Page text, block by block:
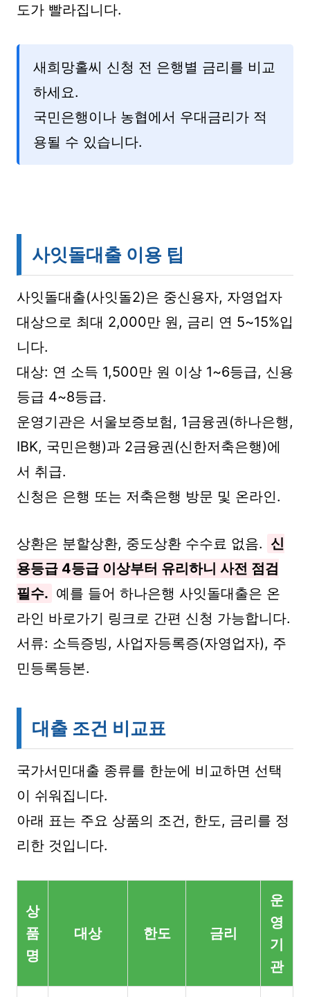
도가 빨라집니다.
새희망홀씨 신청 전 은행별 금리를 비교
하세요.
국민은행이나 농협에서 우대금리가 적
용될 수 있습니다.
사잇돌대출 이용 팁
사잇돌대출(사잇돌2)은 중신용자, 자영업자
대상으로 최대 2,000만 원, 금리 연 5~15%입
니다.
대상: 연 소득 1,500만 원 이상 1~6등급, 신용
등급 4~8등급.
운영기관은 서울보증보험, 1금융권(하나은행,
IBK, 국민은행)과 2금융권(신한저축은행)에
서 취급.
신청은 은행 또는 저축은행 방문 및 온라인.
상환은 분할상환, 중도상환 수수료 없음. 신
용등급 4등급 이상부터 유리하니 사전 점검
필수. 예를 들어 하나은행 사잇돌대출은 온
라인 바로가기 링크로 간편 신청 가능합니다.
서류: 소득증빙, 사업자등록증(자영업자), 주
민등록등본.
대출 조건 비교표
국가서민대출 종류를 한눈에 비교하면 선택
이 쉬워집니다.
아래 표는 주요 상품의 조건, 한도, 금리를 정
리한 것입니다.
상
품
명
대상 한도 금리
운
영
기
관